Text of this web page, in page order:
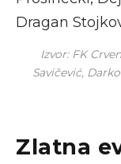
Izvor: FK
Savičević,
Zlatna